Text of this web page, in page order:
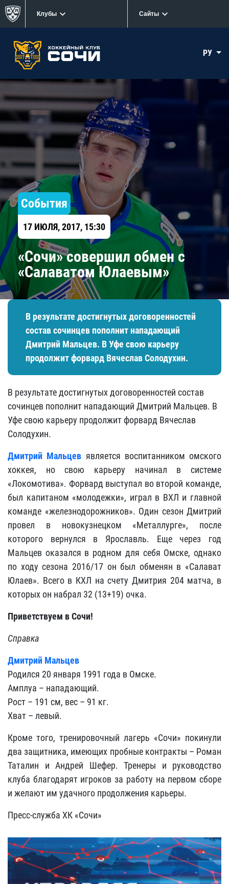
Клубы Сайты
РУ
События
17 ИЮЛЯ, 2017, 15:30
«Сочи» совершил обмен с
«Салаватом Юлаевым»
В результате достигнутых договоренностей
состав сочинцев пополнит нападающий
Дмитрий Мальцев. В Уфе свою карьеру
продолжит форвард Вячеслав Солодухин.
В результате достигнутых договоренностей состав
сочинцев пополнит нападающий Дмитрий Мальцев. В
Уфе свою карьеру продолжит форвард Вячеслав
Солодухин.
Дмитрий Мальцев является воспитанником омского
хоккея, но свою карьеру начинал в системе
«Локомотива». Форвард выступал во второй команде,
был капитаном «молодежки», играл в ВХЛ и главной
команде «железнодорожников». Один сезон Дмитрий
провел в новокузнецком «Металлурге», после
которого вернулся в Ярославль. Еще через год
Мальцев оказался в родном для себя Омске, однако
по ходу сезона 2016/17 он был обменян в «Салават
Юлаев». Всего в КХЛ на счету Дмитрия 204 матча, в
которых он набрал 32 (13+19) очка.
Приветствуем в Сочи!
Справка
Дмитрий Мальцев
Родился 20 января 1991 года в Омске.
Амплуа – нападающий.
Рост – 191 см, вес – 91 кг.
Хват – левый.
Кроме того, тренировочный лагерь «Сочи» покинули
два защитника, имеющих пробные контракты – Роман
Таталин и Андрей Шефер. Тренеры и руководство
клуба благодарят игроков за работу на первом сборе
и желают им удачного продолжения карьеры.
Пресс-служба ХК «Сочи»